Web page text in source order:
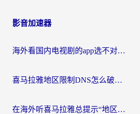
影音加速器
海外看国内电视剧的app选不对？这份回国加速器避坑指南帮你流畅追剧
喜马拉雅地区限制DNS怎么破？海外党听国内音乐听书的终极解决方案
在海外听喜马拉雅总提示“地区限制”？3步轻松解除+听国内音乐全攻略